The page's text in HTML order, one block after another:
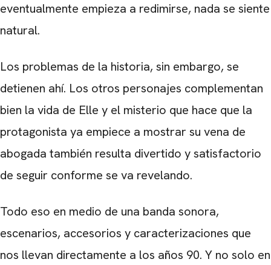
eventualmente empieza a redimirse, nada se siente
natural.
Los problemas de la historia, sin embargo, se
detienen ahí. Los otros personajes complementan
bien la vida de Elle y el misterio que hace que la
protagonista ya empiece a mostrar su vena de
abogada también resulta divertido y satisfactorio
de seguir conforme se va revelando.
Todo eso en medio de una banda sonora,
escenarios, accesorios y caracterizaciones que
nos llevan directamente a los años 90. Y no solo en